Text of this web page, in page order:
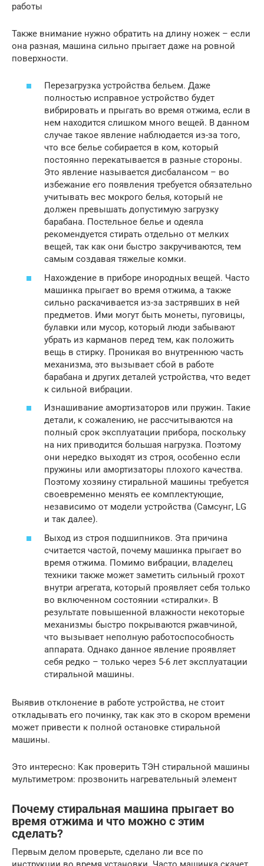
работы
Также внимание нужно обратить на длину ножек – если
она разная, машина сильно прыгает даже на ровной
поверхности.
Перезагрузка устройства бельем. Даже
полностью исправное устройство будет
вибрировать и прыгать во время отжима, если в
нем находится слишком много вещей. В данном
случае такое явление наблюдается из-за того,
что все белье собирается в ком, который
постоянно перекатывается в разные стороны.
Это явление называется дисбалансом – во
избежание его появления требуется обязательно
учитывать вес мокрого белья, который не
должен превышать допустимую загрузку
барабана. Постельное белье и одеяла
рекомендуется стирать отдельно от мелких
вещей, так как они быстро закручиваются, тем
самым создавая тяжелые комки.
Нахождение в приборе инородных вещей. Часто
машинка прыгает во время отжима, а также
сильно раскачивается из-за застрявших в ней
предметов. Ими могут быть монеты, пуговицы,
булавки или мусор, который люди забывают
убрать из карманов перед тем, как положить
вещь в стирку. Проникая во внутреннюю часть
механизма, это вызывает сбой в работе
барабана и других деталей устройства, что ведет
к сильной вибрации.
Изнашивание амортизаторов или пружин. Такие
детали, к сожалению, не рассчитываются на
полный срок эксплуатации прибора, поскольку
на них приводится большая нагрузка. Поэтому
они нередко выходят из строя, особенно если
пружины или амортизаторы плохого качества.
Поэтому хозяину стиральной машины требуется
своевременно менять ее комплектующие,
независимо от модели устройства (Самсунг, LG
и так далее).
Выход из строя подшипников. Эта причина
считается частой, почему машинка прыгает во
время отжима. Помимо вибрации, владелец
техники также может заметить сильный грохот
внутри агрегата, который проявляет себя только
во включенном состоянии «стиралки». В
результате повышенной влажности некоторые
механизмы быстро покрываются ржавчиной,
что вызывает неполную работоспособность
аппарата. Однако данное явление проявляет
себя редко – только через 5-6 лет эксплуатации
стиральной машины.
Выявив отклонение в работе устройства, не стоит
откладывать его починку, так как это в скором времени
может привести к полной остановке стиральной
машины.
Это интересно: Как проверить ТЭН стиральной машины
мультиметром: прозвонить нагревательный элемент
Почему стиральная машина прыгает во
время отжима и что можно с этим
сделать?
Первым делом проверьте, сделано ли все по